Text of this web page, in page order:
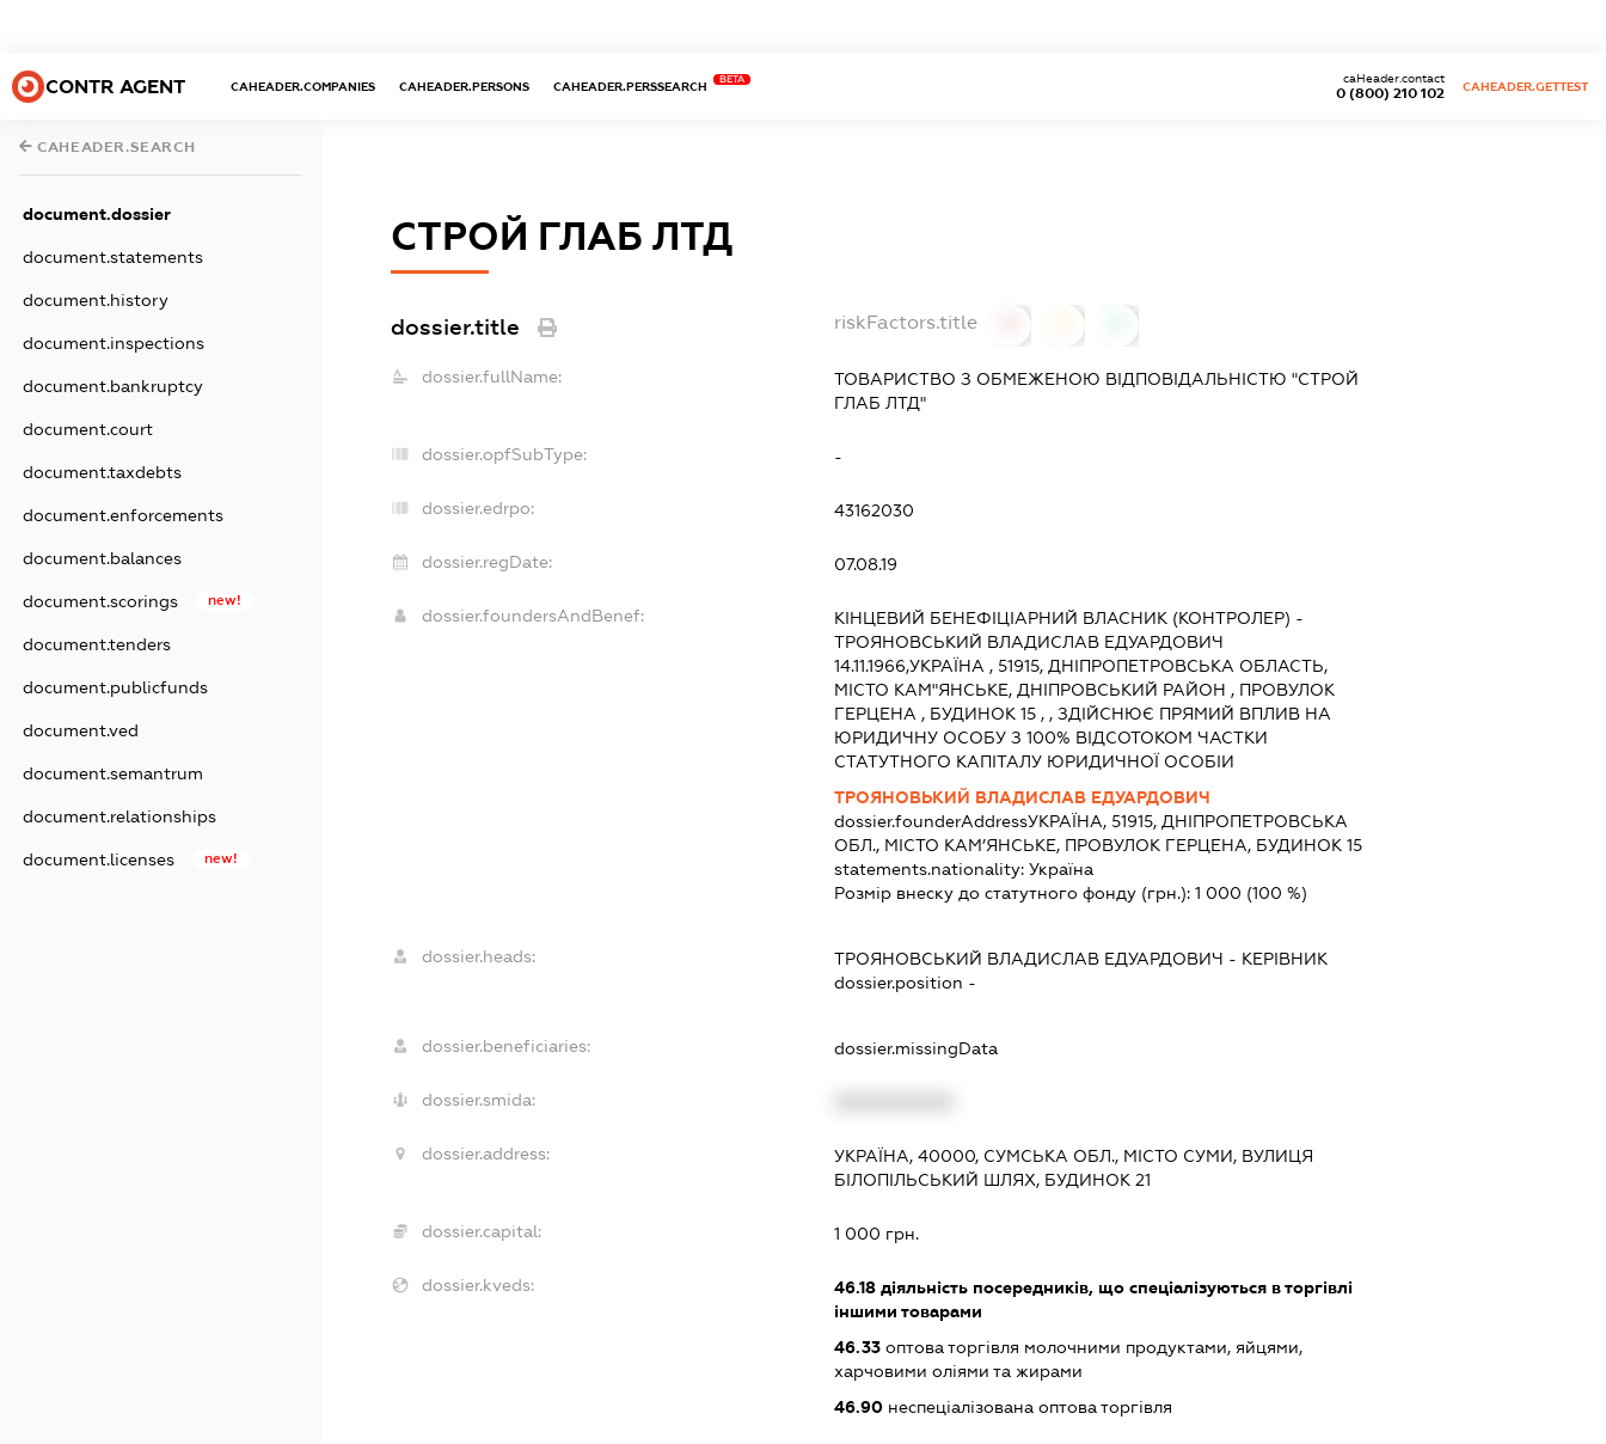
CONTR AGENT CAHEADER.COMPANIES CAHEADER.PERSONS CAHEADER.PERSSEARCH
BETA
0 (800) 210 102
caHeader.contact
CAHEADER.GETTEST
CAHEADER.SEARCH
document.dossier
document.statements
document.history
document.inspections
document.bankruptcy
document.court
document.taxdebts
document.enforcements
document.balances
document.scorings new!
document.tenders
document.publicfunds
document.ved
document.semantrum
document.relationships
document.licenses new!
СТРОЙ ГЛАБ ЛТД
dossier.title riskFactors.title
dossier.fullName:
ТОВАРИСТВО З ОБМЕЖЕНОЮ ВІДПОВІДАЛЬНІСТЮ "СТРОЙ
ГЛАБ ЛТД"
dossier.opfSubType: -
dossier.edrpo: 43162030
dossier.regDate: 07.08.19
dossier.foundersAndBenef:
КІНЦЕВИЙ БЕНЕФІЦІАРНИЙ ВЛАСНИК (КОНТРОЛЕР) -
ТРОЯНОВСЬКИЙ ВЛАДИСЛАВ ЕДУАРДОВИЧ
14.11.1966,УКРАЇНА , 51915, ДНІПРОПЕТРОВСЬКА ОБЛАСТЬ,
МІСТО КАМ"ЯНСЬКЕ, ДНІПРОВСЬКИЙ РАЙОН , ПРОВУЛОК
ГЕРЦЕНА , БУДИНОК 15 , , ЗДІЙСНЮЄ ПРЯМИЙ ВПЛИВ НА
ЮРИДИЧНУ ОСОБУ З 100% ВІДСОТОКОМ ЧАСТКИ
СТАТУТНОГО КАПІТАЛУ ЮРИДИЧНОЇ ОСОБІИ
ТРОЯНОВЬКИЙ ВЛАДИСЛАВ ЕДУАРДОВИЧ
dossier.founderAddressУКРАЇНА, 51915, ДНІПРОПЕТРОВСЬКА
ОБЛ., МІСТО КАМ’ЯНСЬКЕ, ПРОВУЛОК ГЕРЦЕНА, БУДИНОК 15
statements.nationality: Україна
Розмір внеску до статутного фонду (грн.): 1 000 (100 %)
dossier.heads: ТРОЯНОВСЬКИЙ ВЛАДИСЛАВ ЕДУАРДОВИЧ - КЕРІВНИК
dossier.position -
dossier.beneficiaries: dossier.missingData
dossier.smida:
dossier.address:
УКРАЇНА, 40000, СУМСЬКА ОБЛ., МІСТО СУМИ, ВУЛИЦЯ
БІЛОПІЛЬСЬКИЙ ШЛЯХ, БУДИНОК 21
dossier.capital: 1 000 грн.
dossier.kveds: 46.18діяльність посередників, що спеціалізуються в торгівлі
іншими товарами
46.33оптова торгівля молочними продуктами, яйцями,
харчовими оліями та жирами
46.90неспеціалізована оптова торгівля